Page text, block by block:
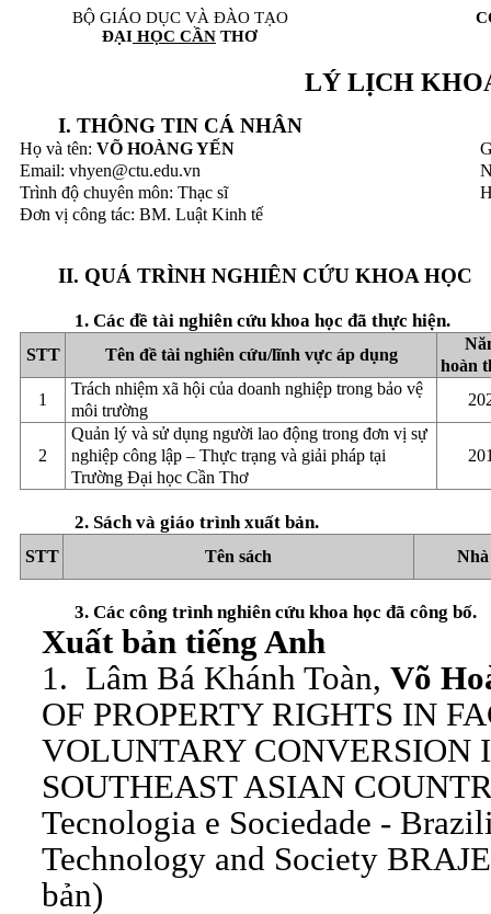
BỘ GIÁO DỤC VÀ ĐÀO TẠO
ĐẠI HỌC CẦN THƠ
LÝ LỊCH
I. THÔNG TIN CÁ NHÂN
Họ và tên: VÕ HOÀNG YẾN
Email: vhyen@ctu.edu.vn
Trình độ chuyên môn: Thạc sĩ
Đơn vị công tác: BM. Luật Kinh tế
II. QUÁ TRÌNH NGHIÊN CỨU KHOA HỌC
1. Các đề tài nghiên cứu khoa học đã thực hiện.
STT Tên đề tài nghiên cứu/lĩnh vực áp dụng
hoàn
1
Trách nhiệm xã hội của doanh nghiệp trong bảo vệ
môi trường
2
Quản lý và sử dụng người lao động trong đơn vị sự
nghiệp công lập – Thực trạng và giải pháp tại
Trường Đại học Cần Thơ
2. Sách và giáo trình xuất bản.
STT Tên sách
3. Các công trình nghiên cứu khoa học đã công bố.
Xuất bản tiếng Anh
1. Lâm Bá Khánh Toàn, Võ
OF PROPERTY RIGHTS IN
VOLUNTARY
SOUTHEAST ASIAN
Tecnologia e Sociedade -
Technology and Society
bản)